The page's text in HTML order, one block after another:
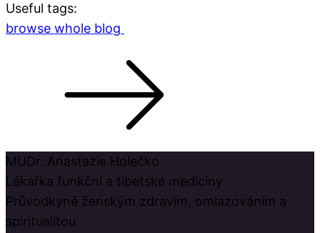
Useful tags:
browse whole blog
MUDr. Anastazie Holečko
Lékařka funkční a tibetské medicíny
Průvodkyně ženským zdravím, omlazováním a
spiritualitou